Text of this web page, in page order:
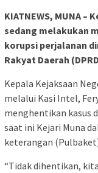
KIATNEWS, MUNA
sedang melakukan
korupsi perjalanan
Rakyat Daerah
Kepala Kejaksaan
melalui Kasi Intel,
menghentikan kasus
saat ini Kejari Muna
keterangan
“Tidak dihentikan,